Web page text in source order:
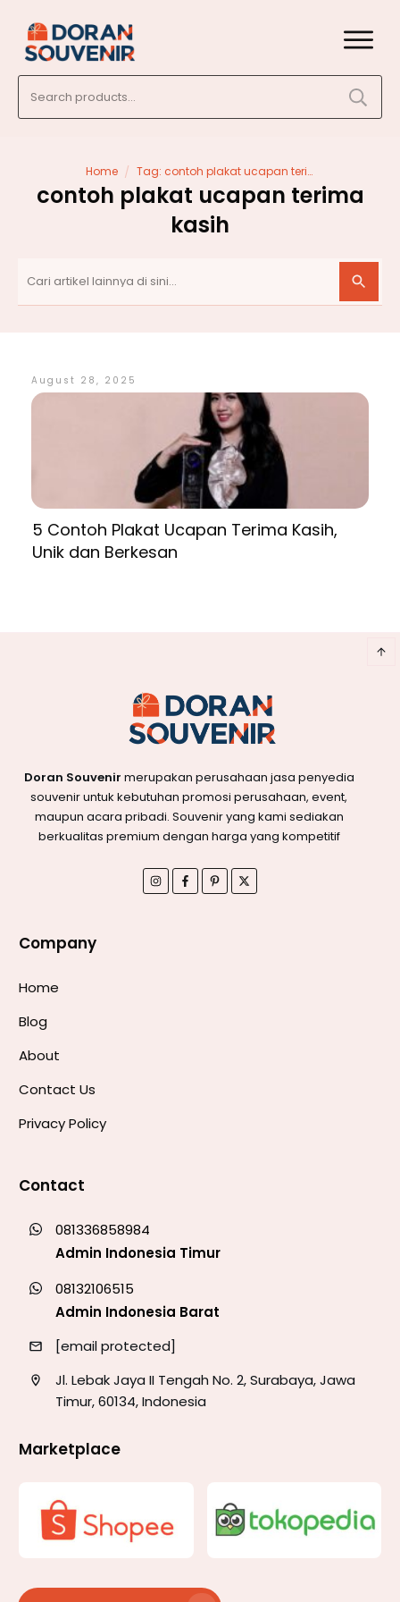
for:
Home / Tag: contoh plakat ucapan terima kasih
contoh plakat ucapan terima
kasih
August 28, 2025
5 Contoh Plakat Ucapan Terima Kasih,
Unik dan Berkesan
Doran Souvenir merupakan perusahaan jasa penyedia
souvenir untuk kebutuhan promosi perusahaan, event,
maupun acara pribadi. Souvenir yang kami sediakan
berkualitas premium dengan harga yang kompetitif
Company
Home
Blog
About
Contact Us
Privacy Policy
Contact
081336858984
Admin Indonesia Timur
08132106515
Admin Indonesia Barat
[email protected]
Jl. Lebak Jaya II Tengah No. 2, Surabaya, Jawa
Timur, 60134, Indonesia
Marketplace